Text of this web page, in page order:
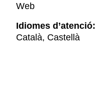
Web
Idiomes d’atenció:
Català, Castellà